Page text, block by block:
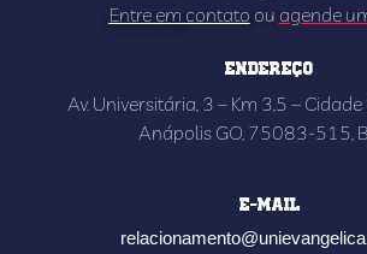
Entre em contato ou agende
Endereço
Av. Universitária, 3 – Km 3,5 –
Anápolis GO, 75083-515,
E-mail